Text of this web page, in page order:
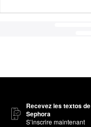
Recevez les textos de
Sephora
S’inscrire maintenant